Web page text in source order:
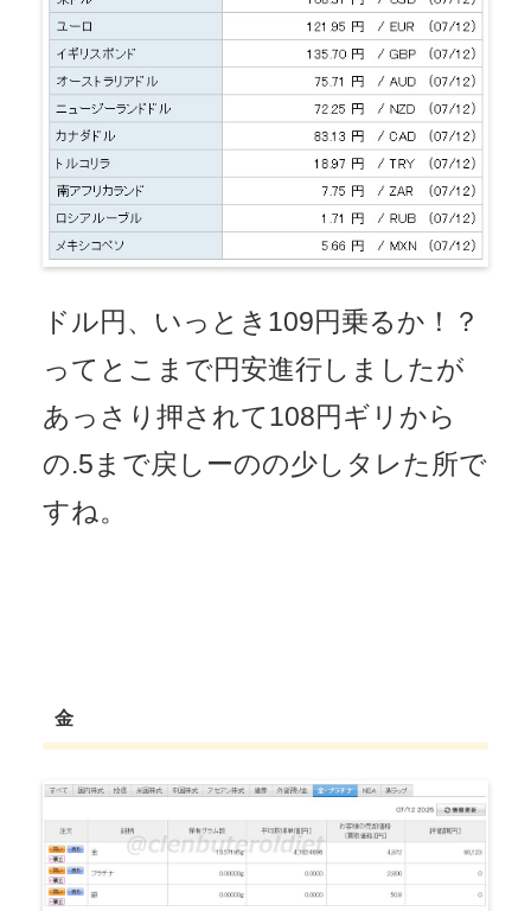
ドル円、いっとき109円乗るか！？
ってとこまで円安進行しましたが
あっさり押されて108円ギリから
の.5まで戻しーのの少しタレた所で
すね。
金